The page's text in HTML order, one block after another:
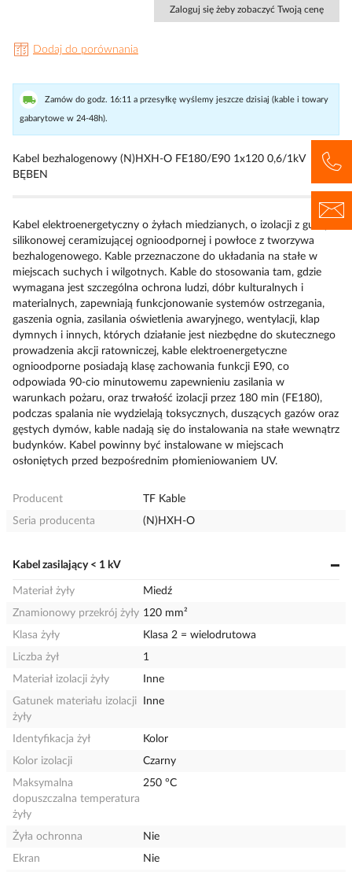
Zaloguj się żeby zobaczyć Twoją cenę
Dodaj do porównania
Zamów do godz. 16:11 a przesyłkę wyślemy jeszcze dzisiaj (kable i towary
gabarytowe w 24-48h).
Kabel bezhalogenowy (N)HXH-O FE180/E90 1x120 0,6/1kV
BĘBEN
Kabel elektroenergetyczny o żyłach miedzianych, o izolacji z gumy
silikonowej ceramizującej ognioodpornej i powłoce z tworzywa
bezhalogenowego. Kable przeznaczone do układania na stałe w
miejscach suchych i wilgotnych. Kable do stosowania tam, gdzie
wymagana jest szczególna ochrona ludzi, dóbr kulturalnych i
materialnych, zapewniają funkcjonowanie systemów ostrzegania,
gaszenia ognia, zasilania oświetlenia awaryjnego, wentylacji, klap
dymnych i innych, których działanie jest niezbędne do skutecznego
prowadzenia akcji ratowniczej, kable elektroenergetyczne
ognioodporne posiadają klasę zachowania funkcji E90, co
odpowiada 90-cio minutowemu zapewnieniu zasilania w
warunkach pożaru, oraz trwałość izolacji przez 180 min (FE180),
podczas spalania nie wydzielają toksycznych, duszących gazów oraz
gęstych dymów, kable nadają się do instalowania na stałe wewnątrz
budynków. Kabel powinny być instalowane w miejscach
osłoniętych przed bezpośrednim płomieniowaniem UV.
Producent
TF Kable
Seria producenta
(N)HXH-O
Kabel zasilający < 1 kV
Materiał żyły
Miedź
Znamionowy przekrój żyły 120 mm²
Klasa żyły
Klasa 2 = wielodrutowa
Liczba żył
1
Materiał izolacji żyły
Inne
Gatunek materiału izolacji
żyły
Inne
Identyfikacja żył
Kolor
Kolor izolacji
Czarny
Maksymalna
dopuszczalna temperatura
żyły
250 °C
Żyła ochronna
Nie
Ekran
Nie